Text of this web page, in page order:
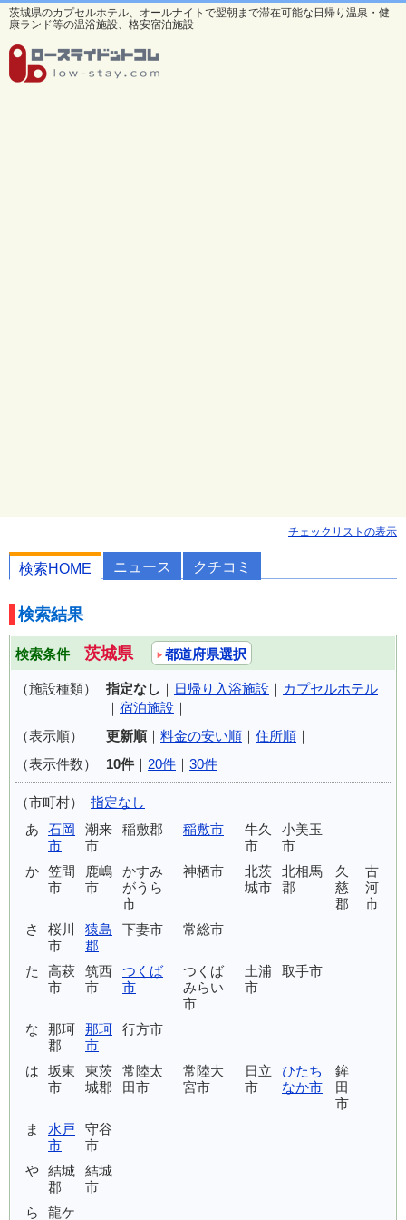
茨城県のカプセルホテル、オールナイトで翌朝まで滞在可能な日帰り温泉・健
康ランド等の温浴施設、格安宿泊施設
チェックリストの表示
検索HOME ニュース クチコミ
検索結果
検索条件 茨城県 都道府県選択
（施設種類） 指定なし ｜ 日帰り入浴施設 ｜ カプセルホテル
｜ 宿泊施設 ｜
（表示順）
更新順｜ 料金の安い順 ｜ 住所順 ｜
（表示件数）
10件 ｜ 20件 ｜ 30件
（市町村） 指定なし
あ
石岡
市
潮来
市
稲敷郡 稲敷市
牛久
市
小美玉
市
か 笠間
市
鹿嶋
市
かすみ
がうら
市
神栖市
北茨
城市
北相馬
郡
久
慈
郡
古
河
市
さ
桜川
市
猿島
郡
下妻市 常総市
た
高萩
市
筑西
市
つくば
市
つくば
みらい
市
土浦
市
取手市
な
那珂
郡
那珂
市
行方市
は
坂東
市
東茨
城郡
常陸太
田市
常陸大
宮市
日立
市
ひたち
なか市
鉾
田
市
ま
水戸
市
守谷
市
や 結城
郡
結城
市
ら
龍ケ